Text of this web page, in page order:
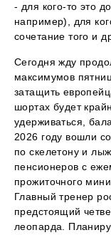
- для кого-то это
например), для
сочетание того и
Сегодня жду
максимумов
затащить
шортах будет
удерживаться,
2026 году вошли
по скелетону и
пенсионеров с
прожиточного
Главный тренер
предстоящий
леопарда.